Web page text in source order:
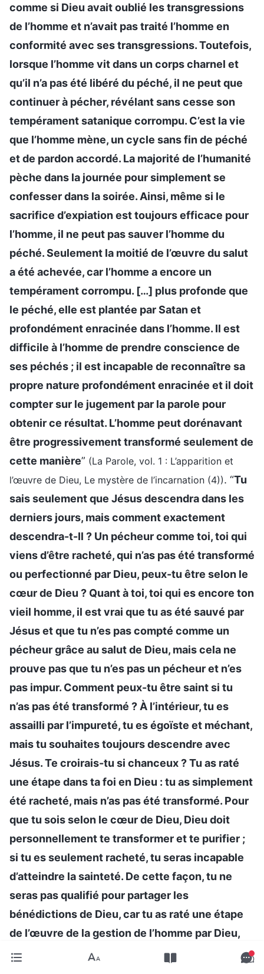
comme si Dieu avait oublié les transgressions
de l’homme et n’avait pas traité l’homme en
conformité avec ses transgressions. Toutefois,
lorsque l’homme vit dans un corps charnel et
qu’il n’a pas été libéré du péché, il ne peut que
continuer à pécher, révélant sans cesse son
tempérament satanique corrompu. C’est la vie
que l’homme mène, un cycle sans fin de péché
et de pardon accordé. La majorité de l’humanité
pèche dans la journée pour simplement se
confesser dans la soirée. Ainsi, même si le
sacrifice d’expiation est toujours efficace pour
l’homme, il ne peut pas sauver l’homme du
péché. Seulement la moitié de l’œuvre du salut
a été achevée, car l’homme a encore un
tempérament corrompu. […] plus profonde que
le péché, elle est plantée par Satan et
profondément enracinée dans l’homme. Il est
difficile à l’homme de prendre conscience de
ses péchés ; il est incapable de reconnaître sa
propre nature profondément enracinée et il doit
compter sur le jugement par la parole pour
obtenir ce résultat. L’homme peut dorénavant
être progressivement transformé seulement de
cette manière” (La Parole, vol. 1 : L’apparition et
l’œuvre de Dieu, Le mystère de l’incarnation (4)). “Tu
sais seulement que Jésus descendra dans les
derniers jours, mais comment exactement
descendra-t-Il ? Un pécheur comme toi, toi qui
viens d’être racheté, qui n’as pas été transformé
ou perfectionné par Dieu, peux-tu être selon le
cœur de Dieu ? Quant à toi, toi qui es encore ton
vieil homme, il est vrai que tu as été sauvé par
Jésus et que tu n’es pas compté comme un
pécheur grâce au salut de Dieu, mais cela ne
prouve pas que tu n’es pas un pécheur et n’es
pas impur. Comment peux-tu être saint si tu
n’as pas été transformé ? À l’intérieur, tu es
assailli par l’impureté, tu es égoïste et méchant,
mais tu souhaites toujours descendre avec
Jésus. Te croirais-tu si chanceux ? Tu as raté
une étape dans ta foi en Dieu : tu as simplement
été racheté, mais n’as pas été transformé. Pour
que tu sois selon le cœur de Dieu, Dieu doit
personnellement te transformer et te purifier ;
si tu es seulement racheté, tu seras incapable
d’atteindre la sainteté. De cette façon, tu ne
seras pas qualifié pour partager les
bénédictions de Dieu, car tu as raté une étape
de l’œuvre de la gestion de l’homme par Dieu,
qui est l’étape clé de la transformation et du